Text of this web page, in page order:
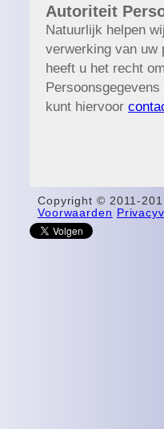
Autoriteit
Natuurlijk helpen
verwerking van uw
heeft u het recht
kunt hiervoor
Copyright © 2011-
Voorwaarden